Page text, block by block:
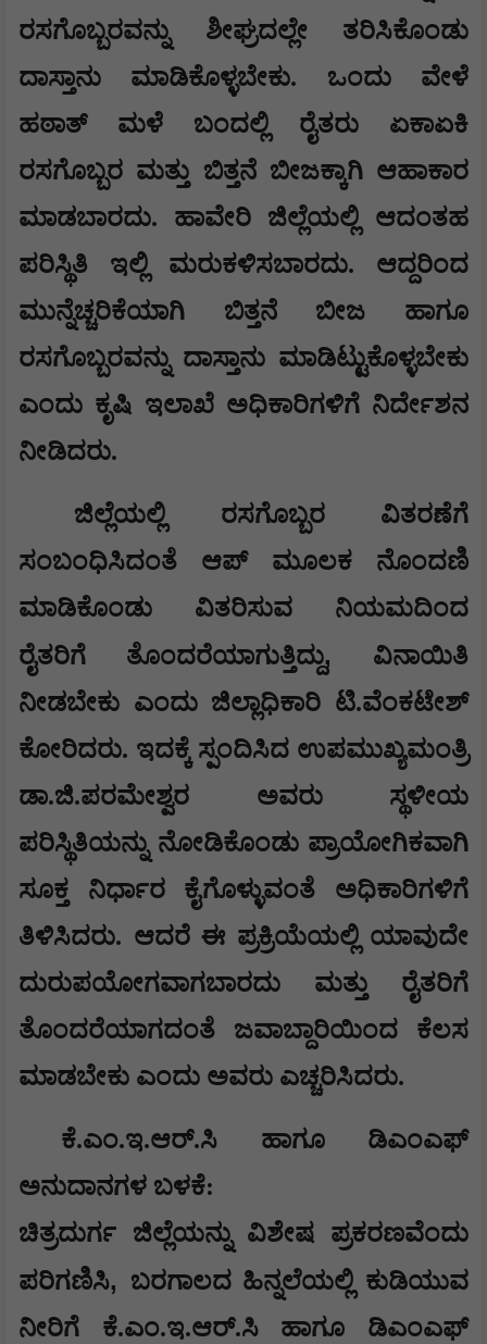
ರಸಗೊಬ್ಬರವನ್ನು ಶೀಘ್ರದಲ್ಲೇ ತರಿಸಿಕೊಂಡು
ದಾಸ್ತಾನು ಮಾಡಿಕೊಳ್ಳಬೇಕು. ಒಂದು ವೇಳೆ
ಹಠಾತ್ ಮಳೆ ಬಂದಲ್ಲಿ ರೈತರು ಏಕಾಏಕಿ
ರಸಗೊಬ್ಬರ ಮತ್ತು ಬಿತ್ತನೆ ಬೀಜಕ್ಕಾಗಿ ಆಹಾಕಾರ
ಮಾಡಬಾರದು. ಹಾವೇರಿ ಜಿಲ್ಲೆಯಲ್ಲಿ ಆದಂತಹ
ಪರಿಸ್ಥಿತಿ ಇಲ್ಲಿ ಮರುಕಳಿಸಬಾರದು. ಆದ್ದರಿಂದ
ಮುನ್ನೆಚ್ಚರಿಕೆಯಾಗಿ ಬಿತ್ತನೆ ಬೀಜ ಹಾಗೂ
ರಸಗೊಬ್ಬರವನ್ನು ದಾಸ್ತಾನು ಮಾಡಿಟ್ಟುಕೊಳ್ಳಬೇಕು
ಎಂದು ಕೃಷಿ ಇಲಾಖೆ ಅಧಿಕಾರಿಗಳಿಗೆ ನಿರ್ದೇಶನ
ನೀಡಿದರು.
ಜಿಲ್ಲೆಯಲ್ಲಿ ರಸಗೊಬ್ಬರ ವಿತರಣೆಗೆ
ಸಂಬಂಧಿಸಿದಂತೆ ಆಪ್ ಮೂಲಕ ನೊಂದಣಿ
ಮಾಡಿಕೊಂಡು ವಿತರಿಸುವ ನಿಯಮದಿಂದ
ರೈತರಿಗೆ ತೊಂದರೆಯಾಗುತ್ತಿದ್ದು, ವಿನಾಯಿತಿ
ನೀಡಬೇಕು ಎಂದು ಜಿಲ್ಲಾಧಿಕಾರಿ ಟಿ.ವೆಂಕಟೇಶ್
ಕೋರಿದರು. ಇದಕ್ಕೆ ಸ್ಪಂದಿಸಿದ ಉಪಮುಖ್ಯಮಂತ್ರಿ
ಡಾ.ಜಿ.ಪರಮೇಶ್ವರ ಅವರು ಸ್ಥಳೀಯ
ಪರಿಸ್ಥಿತಿಯನ್ನು ನೋಡಿಕೊಂಡು ಪ್ರಾಯೋಗಿಕವಾಗಿ
ಸೂಕ್ತ ನಿರ್ಧಾರ ಕೈಗೊಳ್ಳುವಂತೆ ಅಧಿಕಾರಿಗಳಿಗೆ
ತಿಳಿಸಿದರು. ಆದರೆ ಈ ಪ್ರಕ್ರಿಯೆಯಲ್ಲಿ ಯಾವುದೇ
ದುರುಪಯೋಗವಾಗಬಾರದು ಮತ್ತು ರೈತರಿಗೆ
ತೊಂದರೆಯಾಗದಂತೆ ಜವಾಬ್ದಾರಿಯಿಂದ ಕೆಲಸ
ಮಾಡಬೇಕು ಎಂದು ಅವರು ಎಚ್ಚರಿಸಿದರು.
ಕೆ.ಎಂ.ಇ.ಆರ್.ಸಿ ಹಾಗೂ ಡಿಎಂಎಫ್
ಅನುದಾನಗಳ ಬಳಕೆ:
ಚಿತ್ರದುರ್ಗ ಜಿಲ್ಲೆಯನ್ನು ವಿಶೇಷ ಪ್ರಕರಣವೆಂದು
ಪರಿಗಣಿಸಿ, ಬರಗಾಲದ ಹಿನ್ನಲೆಯಲ್ಲಿ ಕುಡಿಯುವ
ನೀರಿಗೆ ಕೆ.ಎಂ.ಇ.ಆರ್.ಸಿ ಹಾಗೂ ಡಿಎಂಎಫ್